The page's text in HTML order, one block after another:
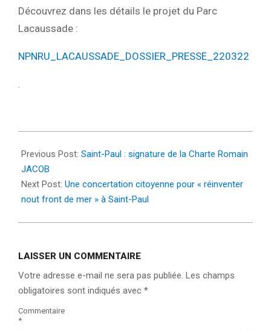
Découvrez dans les détails le projet du Parc
Lacaussade :
NPNRU_LACAUSSADE_DOSSIER_PRESSE_220322
.
03-
24
Previous Post: Saint-Paul : signature de la Charte Romain
JACOB
Next Post: Une concertation citoyenne pour « réinventer
nout front de mer » à Saint-Paul
LAISSER UN COMMENTAIRE
Votre adresse e-mail ne sera pas publiée. Les champs
obligatoires sont indiqués avec *
Commentaire
*